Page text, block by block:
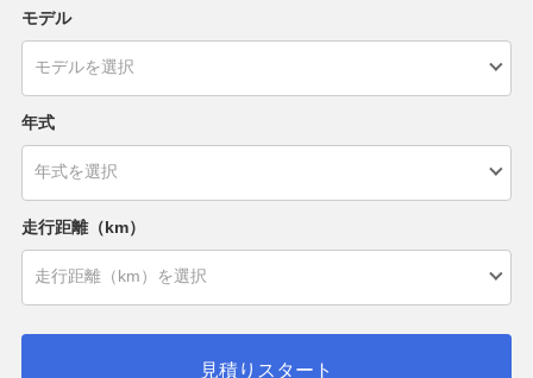
モデル
年式
走行距離（km）
見積りスタート